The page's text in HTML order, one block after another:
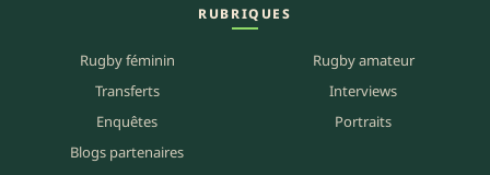
RUBRIQUES
Rugby féminin
Rugby amateur
Transferts
Interviews
Enquêtes
Portraits
Blogs partenaires